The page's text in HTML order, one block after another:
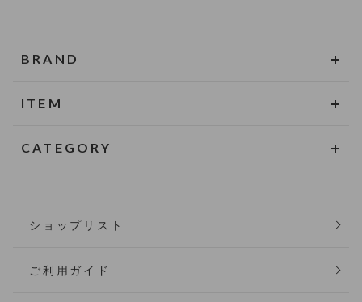
BRAND
ITEM
CATEGORY
ショップリスト
ご利用ガイド